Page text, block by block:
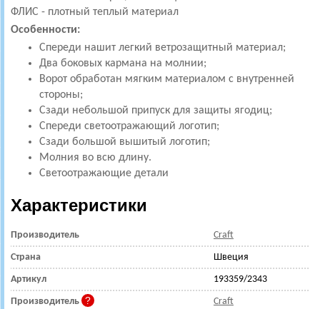
ФЛИС - плотный теплый материал
Особенности:
Спереди нашит легкий ветрозащитный материал;
Два боковых кармана на молнии;
Ворот обработан мягким материалом с внутренней
стороны;
Сзади небольшой припуск для защиты ягодиц;
Спереди светоотражающий логотип;
Сзади большой вышитый логотип;
Молния во всю длину.
Светоотражающие детали
Характеристики
Производитель Craft
Страна Швеция
Артикул 193359/2343
Производитель Craft